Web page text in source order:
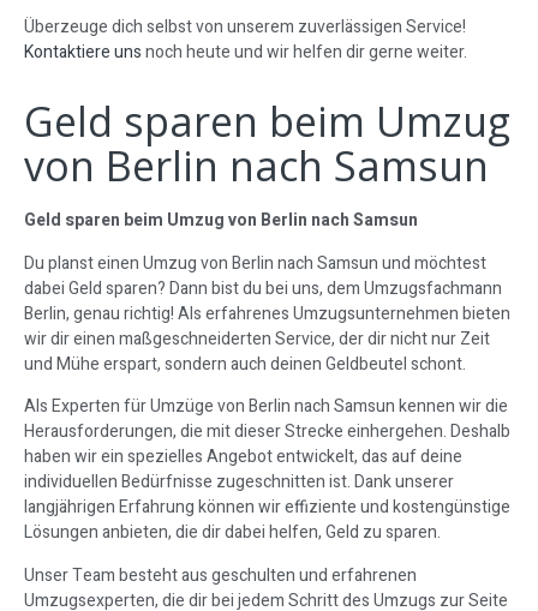
Überzeuge dich selbst von unserem zuverlässigen Service!
Kontaktiere unsnoch heute und wir helfen dir gerne weiter.
Geld sparen beim Umzug
von Berlin nach Samsun
Geld sparen beim Umzug von Berlin nach Samsun
Du planst einen Umzug von Berlin nach Samsun und möchtest
dabei Geld sparen? Dann bist du bei uns, dem Umzugsfachmann
Berlin, genau richtig! Als erfahrenes Umzugsunternehmen bieten
wir dir einen maßgeschneiderten Service, der dir nicht nur Zeit
und Mühe erspart, sondern auch deinen Geldbeutel schont.
Als Experten für Umzüge von Berlin nach Samsun kennen wir die
Herausforderungen, die mit dieser Strecke einhergehen. Deshalb
haben wir ein spezielles Angebot entwickelt, das auf deine
individuellen Bedürfnisse zugeschnitten ist. Dank unserer
langjährigen Erfahrung können wir effiziente und kostengünstige
Lösungen anbieten, die dir dabei helfen, Geld zu sparen.
Unser Team besteht aus geschulten und erfahrenen
Umzugsexperten, die dir bei jedem Schritt des Umzugs zur Seite